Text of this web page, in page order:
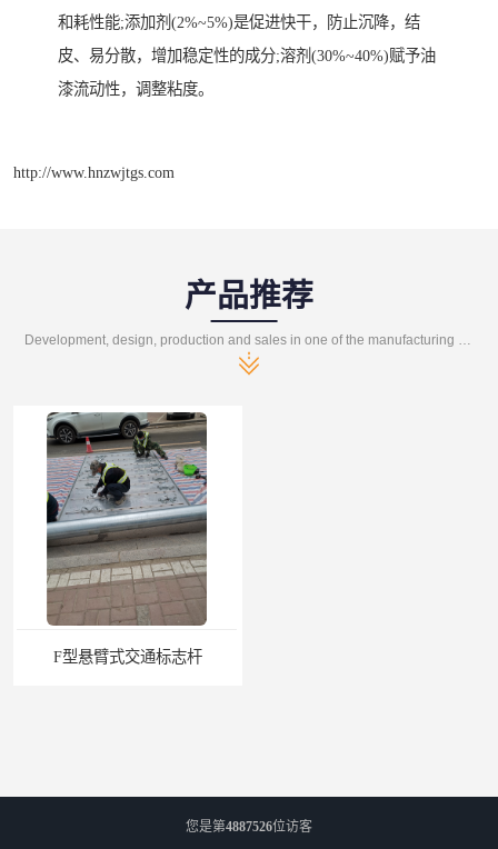
和耗性能;添加剂(2%~5%)是促进快干，防止沉降，结
皮、易分散，增加稳定性的成分;溶剂(30%~40%)赋予油
漆流动性，调整粘度。
http://www.hnzwjtgs.com
产品推荐
F型悬臂式交通标志杆
您是第4887526位访客